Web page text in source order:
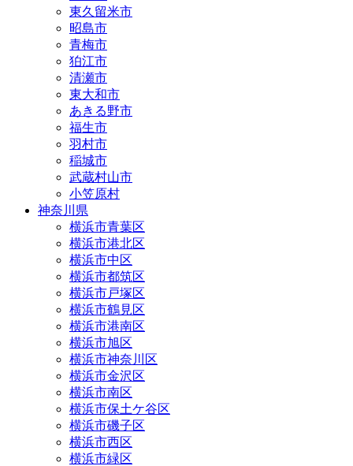
東久留米市
昭島市
青梅市
狛江市
清瀬市
東大和市
あきる野市
福生市
羽村市
稲城市
武蔵村山市
小笠原村
神奈川県
横浜市青葉区
横浜市港北区
横浜市中区
横浜市都筑区
横浜市戸塚区
横浜市鶴見区
横浜市港南区
横浜市旭区
横浜市神奈川区
横浜市金沢区
横浜市南区
横浜市保土ケ谷区
横浜市磯子区
横浜市西区
横浜市緑区